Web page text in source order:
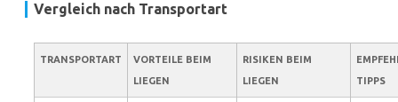
Vergleich nach Transportart
TRANSPORTART
VORTEILE BEIM
LIEGEN
RISIKEN BEIM
LIEGEN
TIPPS